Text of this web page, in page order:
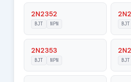
Base Voltage
|Veb|
8 V
Collector-Base
Voltage |Vcb|
80 V
2N2352
BJT NPN BJT
2N2353
BJT NPN BJT